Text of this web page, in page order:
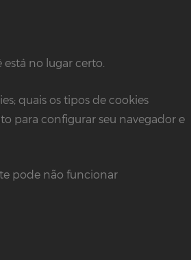
está no lugar certo.
quais os tipos de cookies
para configurar seu navegador e
pode não funcionar